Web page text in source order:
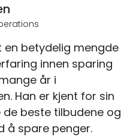
en betydelig mengde
innen sparing
år i
Han er kjent for sin
de beste tilbudene og
å spare penger.